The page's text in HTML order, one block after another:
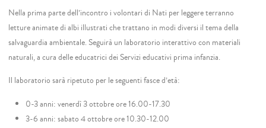
Nella prima parte dell’incontro i volontari di Nati per leggere terranno
letture animate di albi illustrati che trattano in modi diversi il tema della
salvaguardia ambientale. Seguirà un laboratorio interattivo con materiali
naturali, a cura delle educatrici dei Servizi educativi prima infanzia.
Il laboratorio sarà ripetuto per le seguenti fasce d’età:
0-3 anni: venerdì 3 ottobre ore 16.00-17.30
3-6 anni: sabato 4 ottobre ore 10.30-12.00